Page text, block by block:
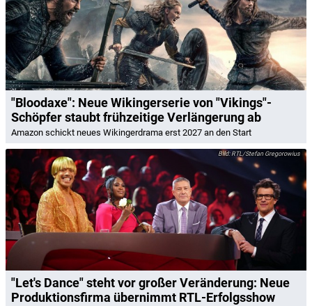
"Bloodaxe": Neue Wikingerserie von "Vikings"-
Schöpfer staubt frühzeitige Verlängerung ab
Amazon schickt neues Wikingerdrama erst 2027 an den Start
RTL/Stefan Gregorowius
"Let's Dance" steht vor großer Veränderung: Neue
Produktionsfirma übernimmt RTL-Erfolgsshow